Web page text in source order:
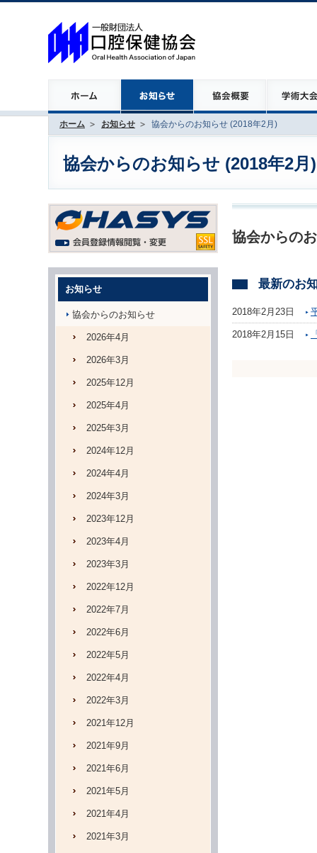
ホーム お知らせ 協会からのお知らせ (2018年2月)
協会からのお知らせ (2018年2月)
協会からの
最新のお
2018年2月23日
2018年2月15日
お知らせ
協会からのお知らせ
2026年4月
2026年3月
2025年12月
2025年4月
2025年3月
2024年12月
2024年4月
2024年3月
2023年12月
2023年4月
2023年3月
2022年12月
2022年7月
2022年6月
2022年5月
2022年4月
2022年3月
2021年12月
2021年9月
2021年6月
2021年5月
2021年4月
2021年3月